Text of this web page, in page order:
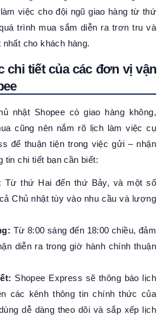
việc cho đội ngũ giao hàng từ thứ
trình mua sắm diễn ra trơn tru và
cho khách hàng.
chi tiết của các đơn vị vận
nhật Shopee có giao hàng không,
cũng nên nắm rõ lịch làm việc cụ
để thuận tiện trong việc gửi – nhận
tin chi tiết bạn cần biết:
Từ thứ Hai đến thứ Bảy, và một số
Chủ nhật tùy vào nhu cầu và lượng
Từ 8:00 sáng đến 18:00 chiều, đảm
diễn ra trong giờ hành chính thuận
Shopee Express sẽ thông báo lịch
các kênh thông tin chính thức của
dễ dàng theo dõi và sắp xếp lịch